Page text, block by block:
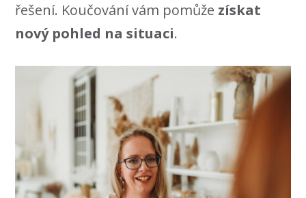
řešení. Koučování vám pomůže získat
nový pohled na situaci.